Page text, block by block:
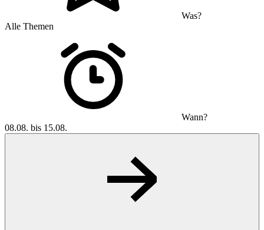
Was?
Alle Themen
Wann?
08.08. bis 15.08.